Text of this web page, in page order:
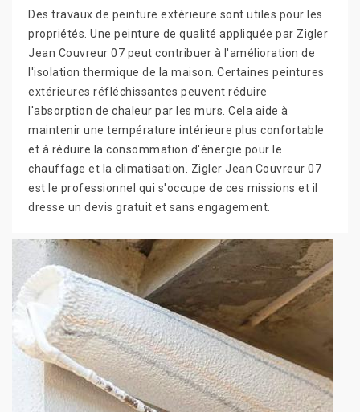
Des travaux de peinture extérieure sont utiles pour les
propriétés. Une peinture de qualité appliquée par Zigler
Jean Couvreur 07 peut contribuer à l'amélioration de
l'isolation thermique de la maison. Certaines peintures
extérieures réfléchissantes peuvent réduire
l'absorption de chaleur par les murs. Cela aide à
maintenir une température intérieure plus confortable
et à réduire la consommation d'énergie pour le
chauffage et la climatisation. Zigler Jean Couvreur 07
est le professionnel qui s'occupe de ces missions et il
dresse un devis gratuit et sans engagement.